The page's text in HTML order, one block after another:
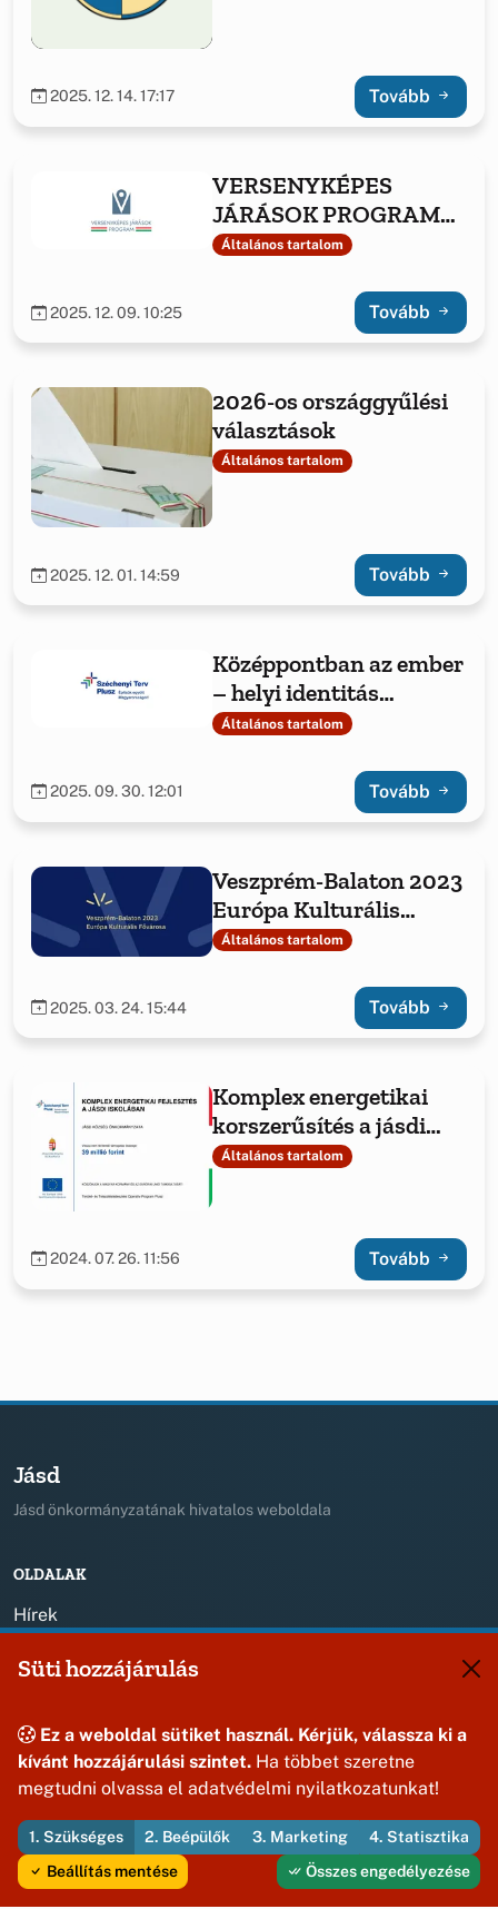
2025. 12. 14. 17:17 Tovább
VERSENYKÉPES
JÁRÁSOK PROGRAM
KERETÉBEN ELNYERT
Általános tartalom
2025. 12. 09. 10:25 Tovább
2026-os országgyűlési
választások
Általános tartalom
2025. 12. 01. 14:59 Tovább
Középpontban az ember
– helyi identitás
erősítése Jásdon és
Általános tartalom
2025. 09. 30. 12:01 Tovább
Veszprém-Balaton 2023
Európa Kulturális
Fővárosa
Általános tartalom
2025. 03. 24. 15:44 Tovább
Komplex energetikai
korszerűsítés a jásdi
iskolában
Általános tartalom
2024. 07. 26. 11:56 Tovább
Jásd
Jásd önkormányzatának hivatalos weboldala
OLDALAK
Hírek
Helyek
KIEGÉSZÍTÉS
Impresszum
KAPCSOLAT
+36 88 587 820
Süti hozzájárulás
Ez a weboldal sütiket használ. Kérjük, válassza ki a
kívánt hozzájárulási szintet. Ha többet szeretne
megtudni olvassa el adatvédelmi nyilatkozatunkat!
1. Szükséges 2. Beépülők 3. Marketing
4. Statisztika
Beállítás mentése
Összes engedélyezése